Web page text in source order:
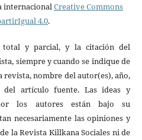
internacionalCreative Commons
4.0.
total y parcial, y la citación del
siempre y cuando se indique de
nombre del autor(es), año,
del artículo fuente. Las ideas y
por los autores están bajo su
necesariamente las opiniones y
la Revista Killkana Sociales ni de